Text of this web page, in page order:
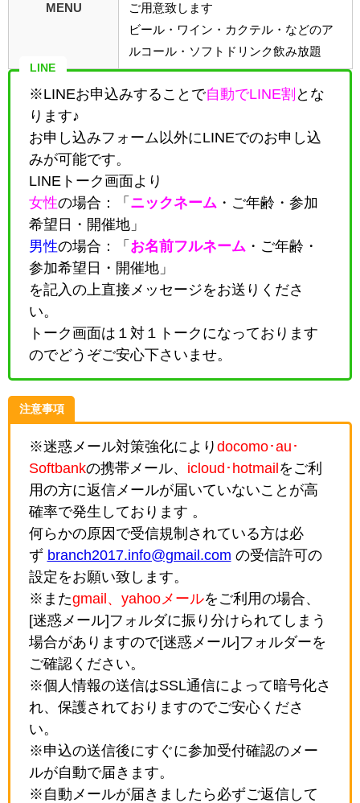
MENU
ご用意致します
ビール・ワイン・カクテル・などのア
ルコール・ソフトドリンク飲み放題
LINE
※LINEお申込みすることで自動でLINE割 とな
ります♪
お申し込みフォーム以外にLINEでのお申し込
みが可能です。
LINEトーク画面より
女性の場合：「 ニックネーム ・
ご年齢・参加
希望日・開催地」
男性の場合：「 お名前フルネーム ・
ご年齢・
参加希望日・開催地」
を記入の上直接メッセージをお送りくださ
い。
トーク画面は１対１トークになっております
のでどうぞご安心下さいませ。
注意事項
※迷惑メール対策強化により docomo･au･
Softbankの携帯メール、 icloud･hotmail をご利
用の方に返信メールが届いていないことが高
確率で発生しております 。
何らかの原因で受信規制されている方は必
ず branch2017.info@gmail.com の受信許可の
設定をお願い致します。
※またgmail、yahooメールをご利用の場合、
[迷惑メール]フォルダに振り分けられてしまう
場合がありますので[迷惑メール]フォルダーを
ご確認ください。
※個人情報の送信はSSL通信によって暗号化さ
れ、保護されておりますのでご安心くださ
い。
※申込の送信後にすぐに参加受付確認のメー
ルが自動で届きます。
※自動メールが届きましたら必ずご返信して